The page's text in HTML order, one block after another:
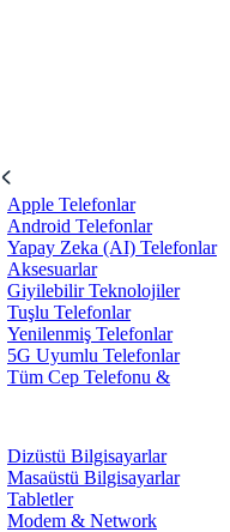
Apple Telefonlar
Android Telefonlar
Yapay Zeka (AI) Telefonlar
Aksesuarlar
Giyilebilir Teknolojiler
Tuşlu Telefonlar
Yenilenmiş Telefonlar
5G Uyumlu Telefonlar
Tüm Cep Telefonu &
Dizüstü Bilgisayarlar
Masaüstü Bilgisayarlar
Tabletler
Modem & Network